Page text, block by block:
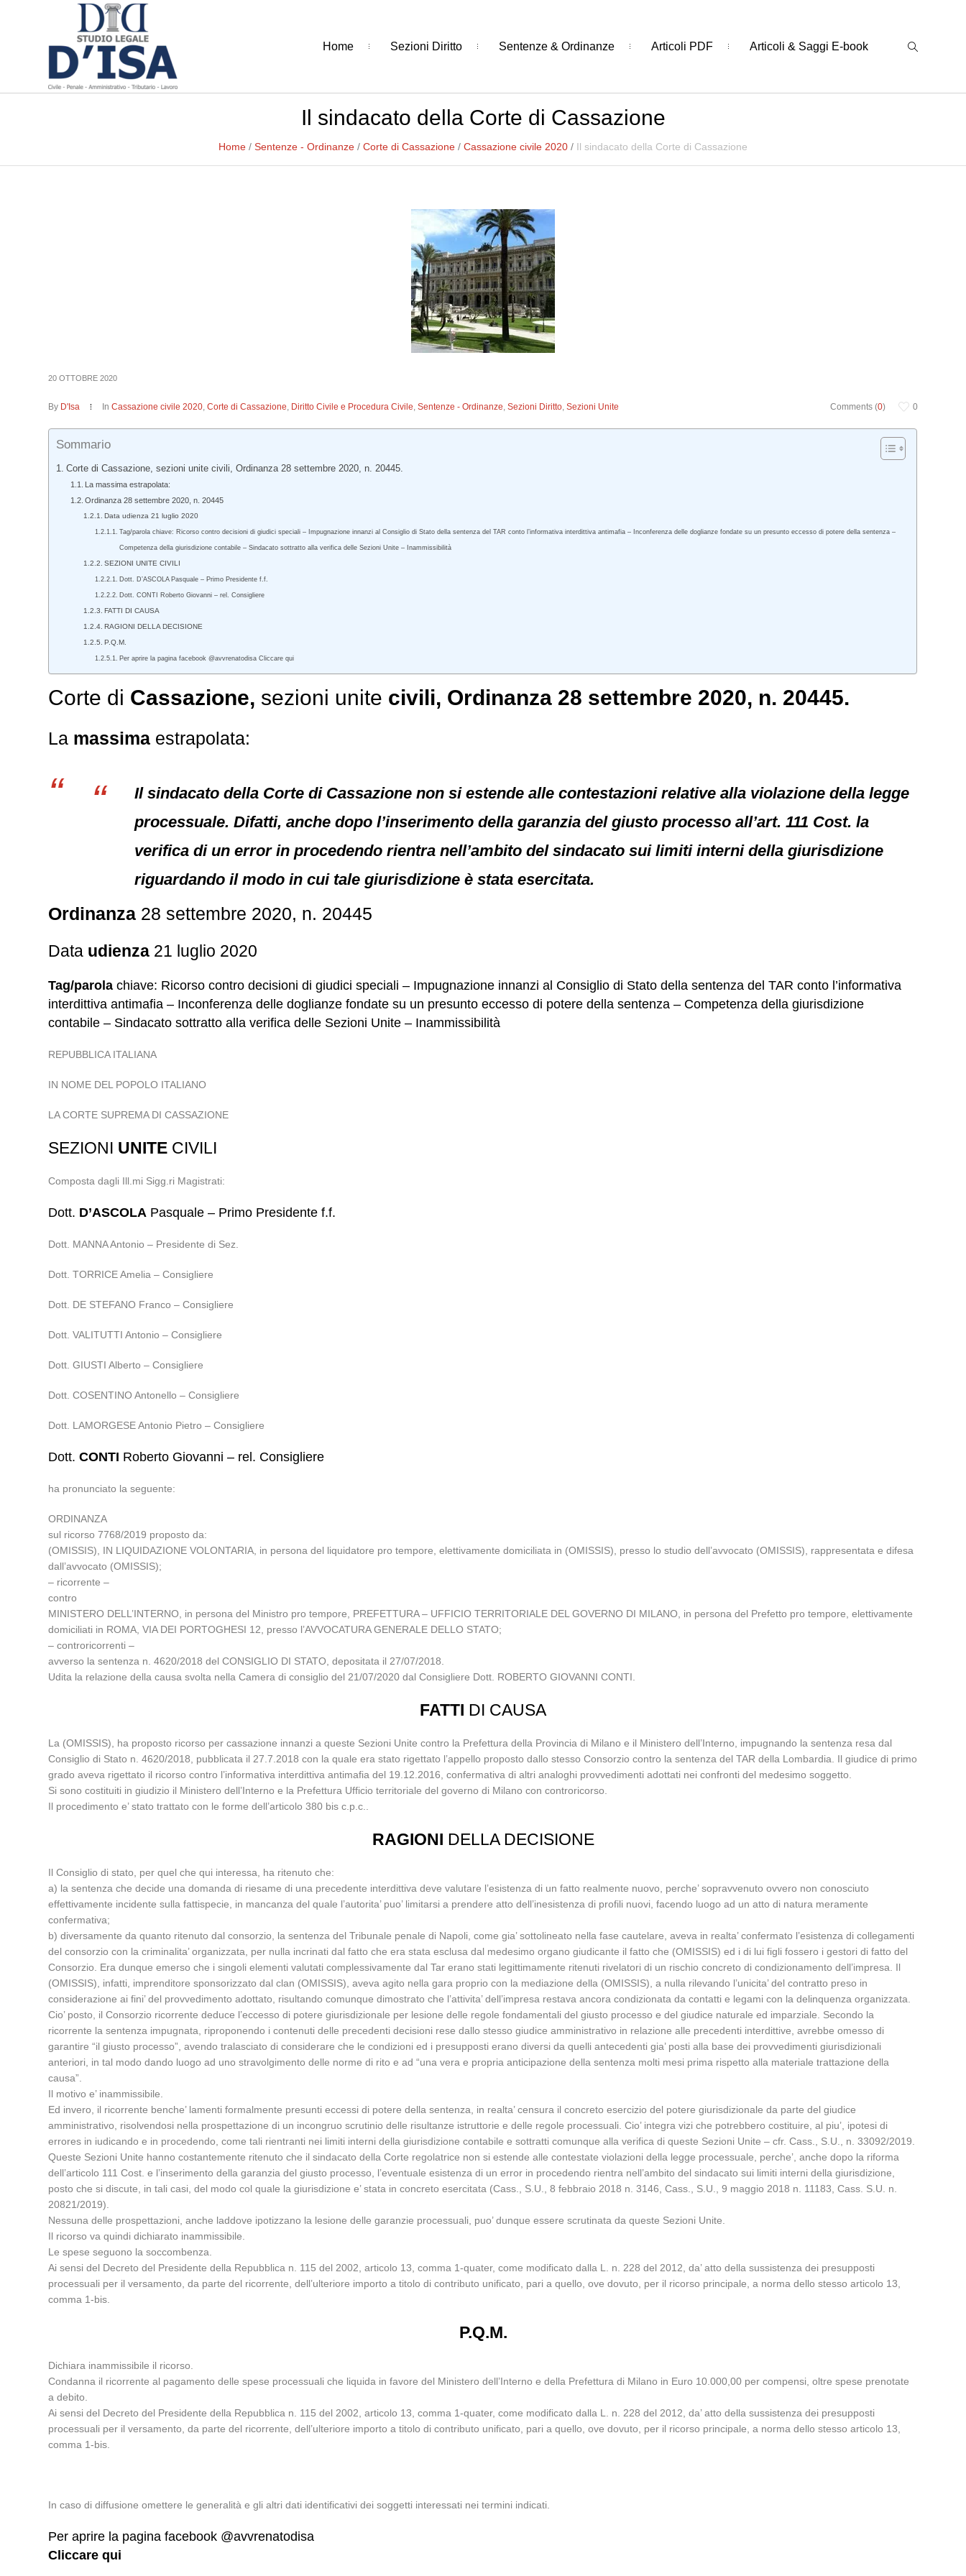
Home Sezioni Diritto Sentenze & Ordinanze Articoli PDF Articoli & Saggi E-book
Il sindacato della Corte di Cassazione
Home / Sentenze - Ordinanze / Corte di Cassazione / Cassazione civile 2020 / Il sindacato della Corte di Cassazione
20 OTTOBRE 2020
Comments (0) 0
By D'Isa InCassazione civile 2020,Corte di Cassazione, Diritto Civile e Procedura Civile,Sentenze - Ordinanze,Sezioni Diritto,Sezioni Unite
Sommario
Corte di Cassazione, sezioni unite civili, Ordinanza 28 settembre 2020, n. 20445.
La massima estrapolata:
Ordinanza 28 settembre 2020, n. 20445
Data udienza 21 luglio 2020
Tag/parola chiave: Ricorso contro decisioni di giudici speciali – Impugnazione innanzi al Consiglio di Stato della sentenza del TAR conto l’informativa interdittiva antimafia – Inconferenza delle doglianze fondate su un presunto eccesso di potere della sentenza –
Competenza della giurisdizione contabile – Sindacato sottratto alla verifica delle Sezioni Unite – Inammissibilità
SEZIONI UNITE CIVILI
Dott. D’ASCOLA Pasquale – Primo Presidente f.f.
Dott. CONTI Roberto Giovanni – rel. Consigliere
FATTI DI CAUSA
RAGIONI DELLA DECISIONE
P.Q.M.
Per aprire la pagina facebook @avvrenatodisa Cliccare qui
Corte di Cassazione, sezioni unite civili, Ordinanza 28 settembre 2020, n. 20445.
La massima estrapolata:
Il sindacato della Corte di Cassazione non si estende alle contestazioni relative alla violazione della legge
processuale. Difatti, anche dopo l’inserimento della garanzia del giusto processo all’art. 111 Cost. la
verifica di un error in procedendo rientra nell’ambito del sindacato sui limiti interni della giurisdizione
riguardando il modo in cui tale giurisdizione è stata esercitata.
Ordinanza 28 settembre 2020, n. 20445
Data udienza 21 luglio 2020
Tag/parola chiave: Ricorso contro decisioni di giudici speciali – Impugnazione innanzi al Consiglio di Stato della sentenza del TAR conto l’informativa
interdittiva antimafia – Inconferenza delle doglianze fondate su un presunto eccesso di potere della sentenza – Competenza della giurisdizione
contabile – Sindacato sottratto alla verifica delle Sezioni Unite – Inammissibilità
REPUBBLICA ITALIANA
IN NOME DEL POPOLO ITALIANO
LA CORTE SUPREMA DI CASSAZIONE
SEZIONI UNITE CIVILI
Composta dagli Ill.mi Sigg.ri Magistrati:
Dott. D’ASCOLA Pasquale – Primo Presidente f.f.
Dott. MANNA Antonio – Presidente di Sez.
Dott. TORRICE Amelia – Consigliere
Dott. DE STEFANO Franco – Consigliere
Dott. VALITUTTI Antonio – Consigliere
Dott. GIUSTI Alberto – Consigliere
Dott. COSENTINO Antonello – Consigliere
Dott. LAMORGESE Antonio Pietro – Consigliere
Dott.CONTI Roberto Giovanni – rel. Consigliere
ha pronunciato la seguente:
ORDINANZA
sul ricorso 7768/2019 proposto da:
(OMISSIS), IN LIQUIDAZIONE VOLONTARIA, in persona del liquidatore pro tempore, elettivamente domiciliata in (OMISSIS), presso lo studio dell’avvocato (OMISSIS), rappresentata e difesa
dall’avvocato (OMISSIS);
– ricorrente –
contro
MINISTERO DELL’INTERNO, in persona del Ministro pro tempore, PREFETTURA – UFFICIO TERRITORIALE DEL GOVERNO DI MILANO, in persona del Prefetto pro tempore, elettivamente
domiciliati in ROMA, VIA DEI PORTOGHESI 12, presso l’AVVOCATURA GENERALE DELLO STATO;
– controricorrenti –
avverso la sentenza n. 4620/2018 del CONSIGLIO DI STATO, depositata il 27/07/2018.
Udita la relazione della causa svolta nella Camera di consiglio del 21/07/2020 dal Consigliere Dott. ROBERTO GIOVANNI CONTI.
FATTI DI CAUSA
La (OMISSIS), ha proposto ricorso per cassazione innanzi a queste Sezioni Unite contro la Prefettura della Provincia di Milano e il Ministero dell’Interno, impugnando la sentenza resa dal
Consiglio di Stato n. 4620/2018, pubblicata il 27.7.2018 con la quale era stato rigettato l’appello proposto dallo stesso Consorzio contro la sentenza del TAR della Lombardia. Il giudice di primo
grado aveva rigettato il ricorso contro l’informativa interdittiva antimafia del 19.12.2016, confermativa di altri analoghi provvedimenti adottati nei confronti del medesimo soggetto.
Si sono costituiti in giudizio il Ministero dell’Interno e la Prefettura Ufficio territoriale del governo di Milano con controricorso.
Il procedimento e’ stato trattato con le forme dell’articolo 380 bis c.p.c..
RAGIONI DELLA DECISIONE
Il Consiglio di stato, per quel che qui interessa, ha ritenuto che:
a) la sentenza che decide una domanda di riesame di una precedente interdittiva deve valutare l’esistenza di un fatto realmente nuovo, perche’ sopravvenuto ovvero non conosciuto
effettivamente incidente sulla fattispecie, in mancanza del quale l’autorita’ puo’ limitarsi a prendere atto dell’inesistenza di profili nuovi, facendo luogo ad un atto di natura meramente
confermativa;
b) diversamente da quanto ritenuto dal consorzio, la sentenza del Tribunale penale di Napoli, come gia’ sottolineato nella fase cautelare, aveva in realta’ confermato l’esistenza di collegamenti
del consorzio con la criminalita’ organizzata, per nulla incrinati dal fatto che era stata esclusa dal medesimo organo giudicante il fatto che (OMISSIS) ed i di lui figli fossero i gestori di fatto del
Consorzio. Era dunque emerso che i singoli elementi valutati complessivamente dal Tar erano stati legittimamente ritenuti rivelatori di un rischio concreto di condizionamento dell’impresa. Il
(OMISSIS), infatti, imprenditore sponsorizzato dal clan (OMISSIS), aveva agito nella gara proprio con la mediazione della (OMISSIS), a nulla rilevando l’unicita’ del contratto preso in
considerazione ai fini’ del provvedimento adottato, risultando comunque dimostrato che l’attivita’ dell’impresa restava ancora condizionata da contatti e legami con la delinquenza organizzata.
Cio’ posto, il Consorzio ricorrente deduce l’eccesso di potere giurisdizionale per lesione delle regole fondamentali del giusto processo e del giudice naturale ed imparziale. Secondo la
ricorrente la sentenza impugnata, riproponendo i contenuti delle precedenti decisioni rese dallo stesso giudice amministrativo in relazione alle precedenti interdittive, avrebbe omesso di
garantire “il giusto processo”, avendo tralasciato di considerare che le condizioni ed i presupposti erano diversi da quelli antecedenti gia’ posti alla base dei provvedimenti giurisdizionali
anteriori, in tal modo dando luogo ad uno stravolgimento delle norme di rito e ad “una vera e propria anticipazione della sentenza molti mesi prima rispetto alla materiale trattazione della
causa”.
Il motivo e’ inammissibile.
Ed invero, il ricorrente benche’ lamenti formalmente presunti eccessi di potere della sentenza, in realta’ censura il concreto esercizio del potere giurisdizionale da parte del giudice
amministrativo, risolvendosi nella prospettazione di un incongruo scrutinio delle risultanze istruttorie e delle regole processuali. Cio’ integra vizi che potrebbero costituire, al piu’, ipotesi di
errores in iudicando e in procedendo, come tali rientranti nei limiti interni della giurisdizione contabile e sottratti comunque alla verifica di queste Sezioni Unite – cfr. Cass., S.U., n. 33092/2019.
Queste Sezioni Unite hanno costantemente ritenuto che il sindacato della Corte regolatrice non si estende alle contestate violazioni della legge processuale, perche’, anche dopo la riforma
dell’articolo 111 Cost. e l’inserimento della garanzia del giusto processo, l’eventuale esistenza di un error in procedendo rientra nell’ambito del sindacato sui limiti interni della giurisdizione,
posto che si discute, in tali casi, del modo col quale la giurisdizione e’ stata in concreto esercitata (Cass., S.U., 8 febbraio 2018 n. 3146, Cass., S.U., 9 maggio 2018 n. 11183, Cass. S.U. n.
20821/2019).
Nessuna delle prospettazioni, anche laddove ipotizzano la lesione delle garanzie processuali, puo’ dunque essere scrutinata da queste Sezioni Unite.
Il ricorso va quindi dichiarato inammissibile.
Le spese seguono la soccombenza.
Ai sensi del Decreto del Presidente della Repubblica n. 115 del 2002, articolo 13, comma 1-quater, come modificato dalla L. n. 228 del 2012, da’ atto della sussistenza dei presupposti
processuali per il versamento, da parte del ricorrente, dell’ulteriore importo a titolo di contributo unificato, pari a quello, ove dovuto, per il ricorso principale, a norma dello stesso articolo 13,
comma 1-bis.
P.Q.M.
Dichiara inammissibile il ricorso.
Condanna il ricorrente al pagamento delle spese processuali che liquida in favore del Ministero dell’Interno e della Prefettura di Milano in Euro 10.000,00 per compensi, oltre spese prenotate
a debito.
Ai sensi del Decreto del Presidente della Repubblica n. 115 del 2002, articolo 13, comma 1-quater, come modificato dalla L. n. 228 del 2012, da’ atto della sussistenza dei presupposti
processuali per il versamento, da parte del ricorrente, dell’ulteriore importo a titolo di contributo unificato, pari a quello, ove dovuto, per il ricorso principale, a norma dello stesso articolo 13,
comma 1-bis.
In caso di diffusione omettere le generalità e gli altri dati identificativi dei soggetti interessati nei termini indicati.
Per aprire la pagina facebook @avvrenatodisa
Cliccare qui